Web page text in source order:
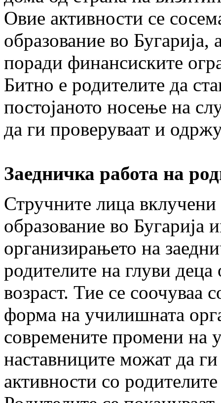
Овие активности се
образование во Бугарија,
поради финансиските
Битно е родителите да
постојаното носење на
да ги проверуваат и
Заедничка работа на
Стручните лица вклучени
образование во Бугарија
организирањето на
родителите на глуви
возраст. Тие се соочуваа
форма на училишната
современите промени на
наставниците можат да
активности со